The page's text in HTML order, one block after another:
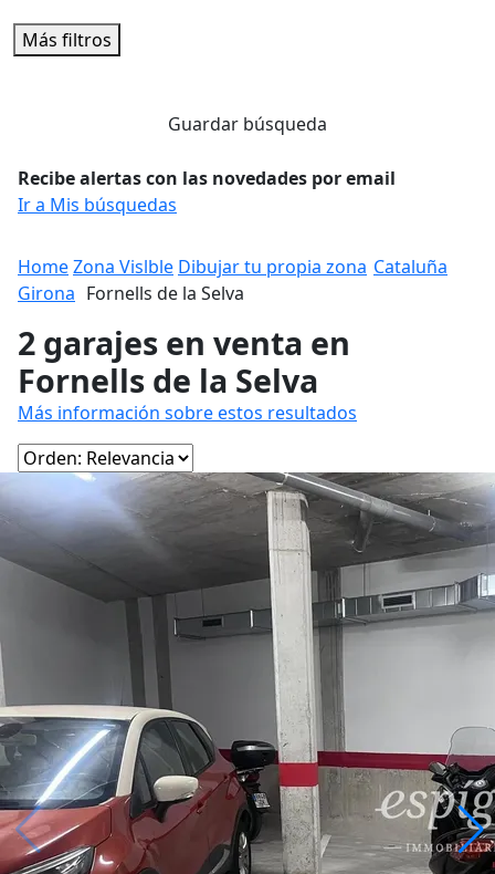
Más filtros
Guardar búsqueda
Recibe alertas con las novedades por email
Ir a Mis búsquedas
HomeZona Vislble Dibujar tu propia zona Cataluña
Girona Fornells de la Selva
2 garajes en venta en
Fornells de la Selva
Más información sobre estos resultados